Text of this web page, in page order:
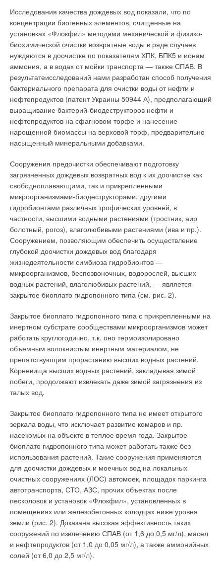
Исследования качества дождевых вод показали, что по
концентрации биогенных элементов, очищенные на
установках «Флокфил» методами механической и физико-
биохимической очистки возвратные воды в ряде случаев
нуждаются в доочистке по показателям ХПК, БПК5 и ионам
аммония, а в водах от мойки транспорта — также СПАВ. В
результатеисследований нами разработан способ получения
бактериального препарата для очистки воды от нефти и
нефтепродуктов (патент Украины 50944 А), предполагающий
выращивание бактерий-биодеструкторов нефти и
нефтепродуктов на сфагновом торфе и нанесение
нарощенной биомассы на верховой торф, предварительно
насыщенный минеральными добавками.
Сооружения предочистки обеспечивают подготовку
загрязненных дождевых возвратных вод к их доочистке как
свободноплавающими, так и прикрепленными
микроорганизмами-биодеструкторами, другими
гидробионтами различных трофических уровней, в
частности, высшими водными растениями (тростник, аир
болотный, рогоз), влаголюбивыми растениями (ива и пр.).
Сооружением, позволяющим обеспечить осуществление
глубокой доочистки дождевых вод благодаря
жизнедеятельности симбиоза гидробионтов —
микроорганизмов, беспозвоночных, водорослей, высших
водных растений, влаголюбивых растений, — является
закрытое биоплато гидропонного типа (см. рис. 2).
Закрытое биоплато гидропонного типа с прикрепленными на
инертном субстрате сообществами микроорганизмов может
работать круглогодично, т.к. оно термоизолировано
объемным волокнистым инертным материалом, не
препятствующим прорастанию высших водных растений.
Корневища высших водных растений, закладывая зимой
побеги, продолжают извлекать даже зимой загрязнения из
талых вод.
Закрытое биоплато гидропонного типа не имеет открытого
зеркала воды, что исключает развитие комаров и пр.
насекомых на объекте в теплое время года. Закрытое
биоплато гидропонного типа может работать также без
использования растений. Такие сооружения применяются
для доочистки дождевых и моечных вод на локальных
очистных сооружениях (ЛОС) автомоек, площадок паркинга
автотранспорта, СТО, АЗС, прочих объектах после
песколовок и установок «Флокфил», установленных в
помещениях или железобетонных колодцах ниже уровня
земли (рис. 2). Доказана высокая эффективность таких
сооружений по извлечению СПАВ (от 1,6 до 0,5 мг/л), масел
и нефтепродуктов (от 1,0 до 0,05 мг/л), а также аммонийных
солей (от 6,0 до 2,5 мг/л).
хладоноситель — этиленгликоль. Это позволяет исключить
из технологического процесса холодильную машину и
использовать холод окружающей среды.
Управляемый климат
Один из важнейших элементов климатической системы АТЦ
«Москва» — диспетчеризация технологических параметров,
выполненная на базе оборудования фирмы Satchwell
(Великобритания). Ее основу составляют свободно
программируемые коммуникативные контроллеры серии
MN, связанные с датчиками аналоговых параметров и
дискретных сигналов, электоприводами, щитами управления
диспетчеризации, связанный с контроллерами через сетевой
интерфейс MNN-MI-100.
В центральном диспетчерском пункте установлено базовое
оборудование — компьютер системы диспетчеризации. Он
предназначен для визуального наблюдения за
технологическими процессами и съема их параметров в
системах инженерного оборудования. Состояние
технологических процессов отображается в графическом
виде на экране дисплея, об аварийных ситуациях
оповещают световые и звуковые сигналы, которые также
фиксируются на принтере.
специальные алгоритмы управления центральными
кондиционерами и вентиляторными доводчиками, в
соответствие с которыми можно задавать и зонировать
любые технологические параметры работы системы
кондиционирования. Так, если помещения испытывают
дефицит тепла или холода, система автоматически
оптимизирует включение/выключение холодильных машин и
подачу теплоносителя на устройства кондиционирования.
При повреждении теплотрассы система вентиляции и
кондиционирования будет автоматически переведена с
прямоточного режима в режим рециркуляции, что позволит
минимизировать потребление теплоты при соблюдении
санитарных норм. Чтобы обеспечить гибкость системы
кондиционирования, доводчики работают по зональному
принципу — при помощи фасадного, этажного и зонального
регулирования. Фасадное зонирование фанкойлов
позволяет учесть разную тепловую нагрузку помещений
гипермаркета в разное время суток.
Поскольку фасад главного здания торгового центра
стеклянный (площадь остекления составляет практически
100 %), его потребность в холоде напрямую зависит от
Примечание. Это, пожалуй, единственная нештатная
ситуация, решение которой нельзя доверить прибору
учета (теплосчетчику).
Реализация первого предложения позволит:
Предельно упростить систему расчетов.
Повысить точность и предсказуемость товарного обмена между
производителем и потребителем.
Экономически заинтересовать потребителя и производителя
тепловой энергии в получении качественного средства
измерений в лице теплосчетчика.
Понизить стоимость коммерческого учета в целом за счет:
снижения затрат на оборудование и персонал,
который в настоящее время выполняет часть
работы теплосчетчика;
удаления из него 75 % ресурсов, которые
задействованы на формирование, хранение и
обработку статистики, необходимой для
последующих расчетов теплоснабжающим
организациям.
Анализ второго предложения
Основой материальной базы для периодической поверки
теплосчетчиков и выборочных исследований их
метрологических характеристик в реальных условиях
эксплуатации должна являться эталонная (поверочная)
расходомерная установка с возможностью работы на
горячей воде (в дальнейшем по тексту - Установка).
Установка позволит теплоснабжающей организации
проводить периодическую поверку и ремонт теплосчетчиков,
которые используются на ее узлах учета для целей
коммерческихрасчетов с потребителями тепловой энергии.
Наличие установки также позволит освидетельствовать в
установленном порядке с требуемой точностью
эксплуатационное эталонное средство измерений.
(Например, переносной ультразвуковой расходомер-счетчик
простой из десятка способов реализации эталонного СИ для
контроля, градуировки и поверки канала измерений расхода
теплосчетчика на объекте эксплуатации.)
Примечание.
Вопреки расхожему мнению погрешность лучших образцов
ультразвуковых расходомеров в диапазоне скоростей 1-10 м/с
укладывается в пределах ±0,5 % при определенных условиях
измерений.
Определенными условиями измерений является наличие
калиброванной трубной вставки из нержавеющего
материала с известными геометрическими размерами и
системой для создания симметричной эпюры скоростей (ВТК
со струевыпрямителем - см. рис. 1).
Наличие контрольных СИ (по сути эксплуатационных
эталонов) при необходимости позволит вносить коррективы
в результаты измерений теплосчетчика (поверять его) не
снимая его с места эксплуатации. Последнее крайне важно
при поверке СИ большого типоразмера на источниках